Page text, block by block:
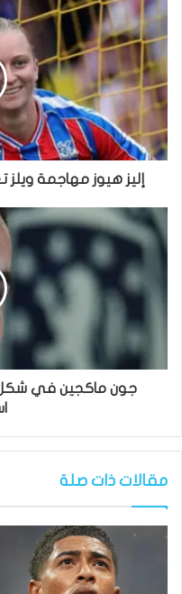
إليز هيوز مهاجمة ويلز
جون ماكجين في شكل
مقالات ذات صلة